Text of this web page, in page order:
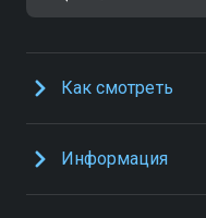
Как смотреть
Информация